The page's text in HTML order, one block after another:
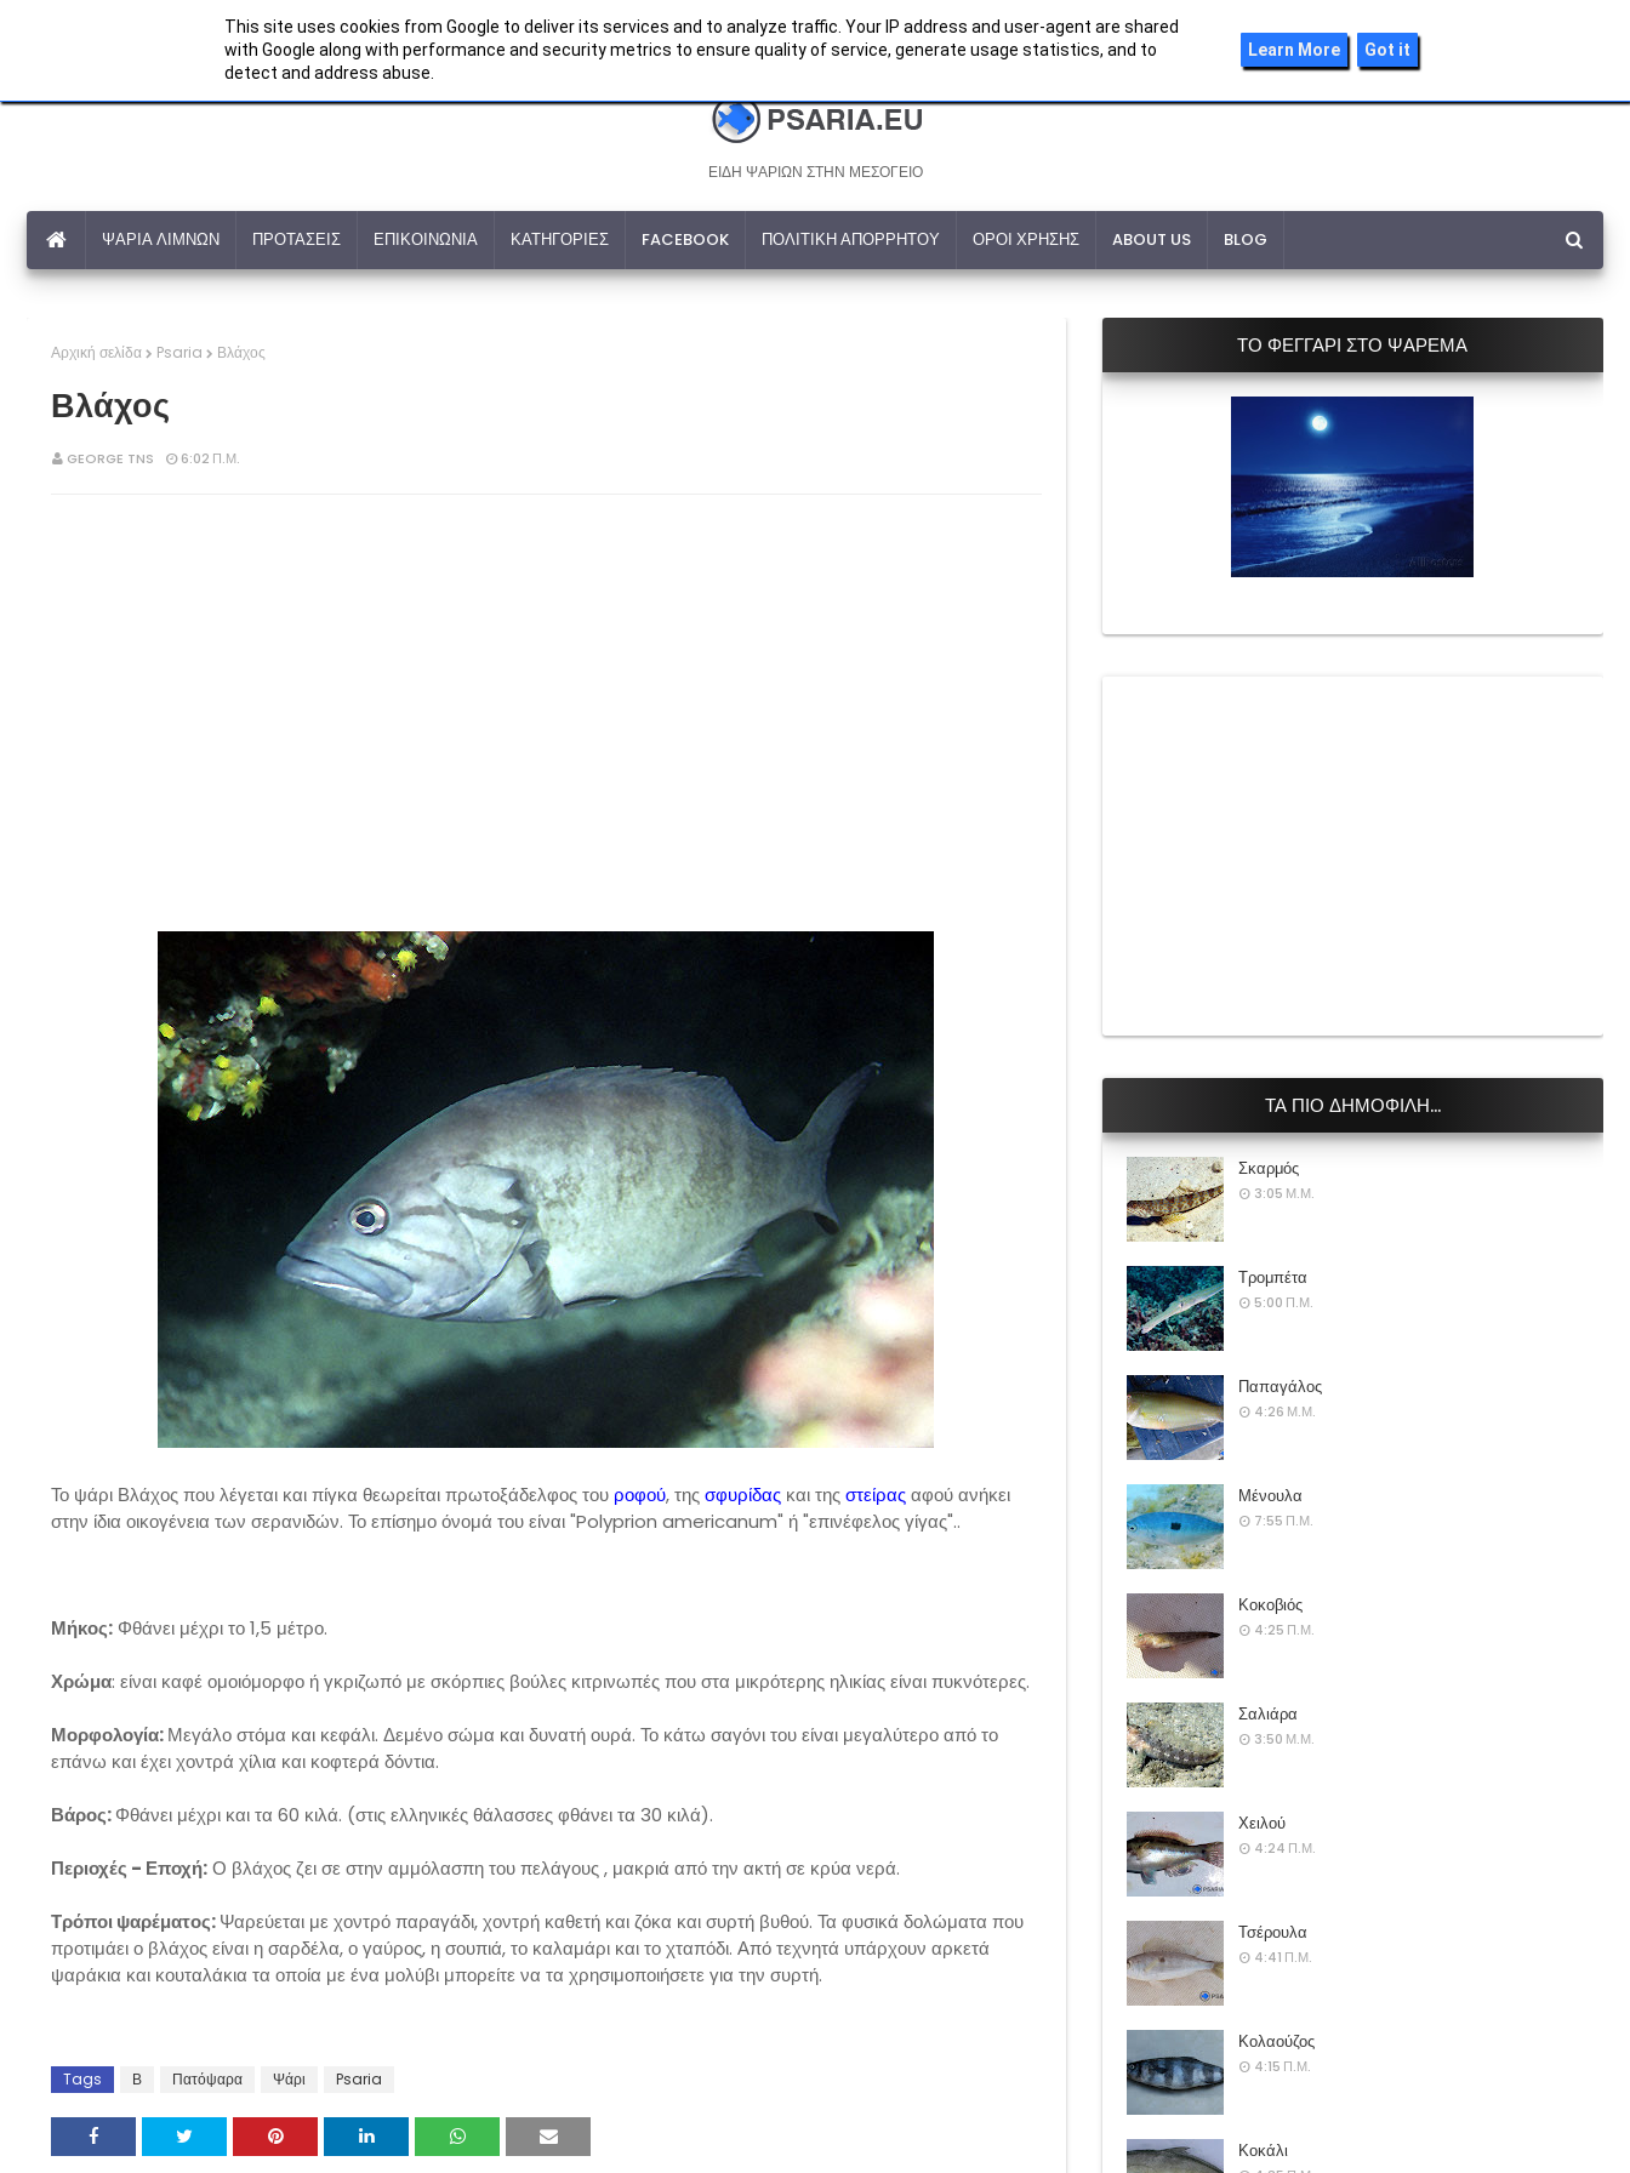
ΕΙΔΗ ΨΑΡΙΩΝ ΣΤΗΝ ΜΕΣΟΓΕΙΟ
ΨΑΡΙΑ ΛΙΜΝΩΝ ΠΡΟΤΑΣΕΙΣ ΕΠΙΚΟΙΝΩΝΙΑ ΚΑΤΗΓΟΡΙΕΣ FACEBOOK ΠΟΛΙΤΙΚΗ ΑΠΟΡΡΗΤΟΥ ΟΡΟΙ ΧΡΗΣΗΣ ABOUT US BLOG
Αρχική σελίδα Psaria Βλάχος
Βλάχος
GEORGE TNS 6:02 Π.Μ.
Το ψάρι Βλάχος που λέγεται και πίγκα θεωρείται πρωτοξάδελφος του ροφού, τηςσφυρίδας και τηςστείραςαφού ανήκει
στην ίδια οικογένεια των σερανιδών. Το επίσημο όνομά του είναι "Polyprion americanum" ή "επινέφελος γίγας"..
Μήκος: Φθάνει μέχρι το 1,5 μέτρο.
Χρώμα: είναι καφέ ομοιόμορφο ή γκριζωπό με σκόρπιες βούλες κιτρινωπές που στα μικρότερης ηλικίας είναι πυκνότερες.
Μορφολογία:Μεγάλο στόμα και κεφάλι. Δεμένο σώμα και δυνατή ουρά. Το κάτω σαγόνι του είναι μεγαλύτερο από το
επάνω και έχει χοντρά χίλια και κοφτερά δόντια.
Βάρος:Φθάνει μέχρι και τα 60 κιλά. (στις ελληνικές θάλασσες φθάνει τα 30 κιλά).
Περιοχές - Εποχή:Ο βλάχος ζει σε στην αμμόλασπη του πελάγους , μακριά από την ακτή σε κρύα νερά.
Τρόποι ψαρέματος:Ψαρεύεται με χοντρό παραγάδι, χοντρή καθετή και ζόκα και συρτή βυθού. Τα φυσικά δολώματα που
προτιμάει ο βλάχος είναι η σαρδέλα, ο γαύρος, η σουπιά, το καλαμάρι και το χταπόδι. Από τεχνητά υπάρχουν αρκετά
ψαράκια και κουταλάκια τα οποία με ένα μολύβι μπορείτε να τα χρησιμοποιήσετε για την συρτή.
Tags Β Πατόψαρα Ψάρι Psaria
ΤΟ ΦΕΓΓΑΡΙ ΣΤΟ ΨΑΡΕΜΑ
ΤΑ ΠΙΟ ΔΗΜΟΦΙΛΗ...
Σκαρμός
3:05 Μ.Μ.
Τρομπέτα
5:00 Π.Μ.
Παπαγάλος
4:26 Μ.Μ.
Μένουλα
7:55 Π.Μ.
Κοκοβιός
4:25 Π.Μ.
Σαλιάρα
3:50 Μ.Μ.
Χειλού
4:24 Π.Μ.
Τσέρουλα
4:41 Π.Μ.
Κολαούζος
4:15 Π.Μ.
Κοκάλι
This site uses cookies from Google to deliver its services and to analyze traffic. Your IP address and user-agent are shared
with Google along with performance and security metrics to ensure quality of service, generate usage statistics, and to
detect and address abuse.
Learn More Got it